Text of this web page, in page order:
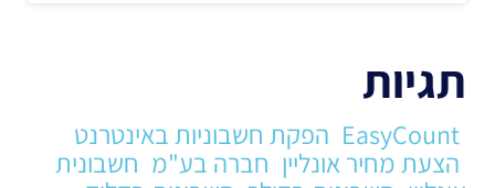
תגיות
EasyCount הפקת חשבוניות באינטרנט
הצעת מחיר אונליין חברה בע"מ חשבונית